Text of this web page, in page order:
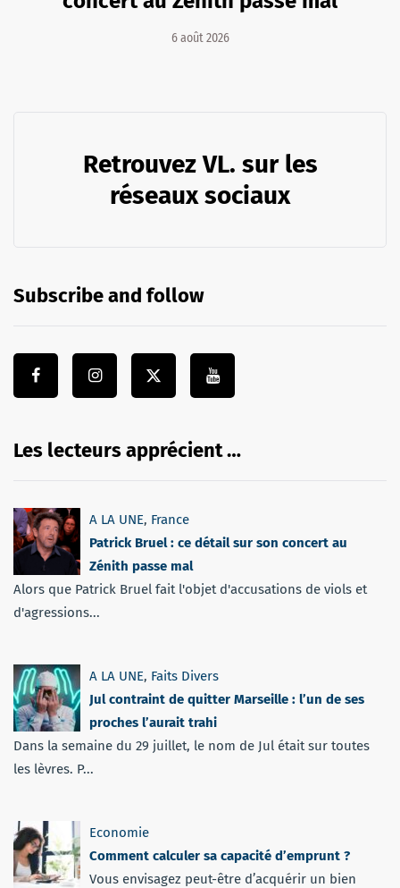
6 août 2026
Retrouvez VL. sur les
réseaux sociaux
Subscribe and follow
Les lecteurs apprécient …
A LA UNE, France
Patrick Bruel : ce détail sur son concert au
Zénith passe mal
Alors que Patrick Bruel fait l'objet d'accusations de viols et
d'agressions...
A LA UNE, Faits Divers
Jul contraint de quitter Marseille : l’un de ses
proches l’aurait trahi
Dans la semaine du 29 juillet, le nom de Jul était sur toutes
les lèvres. P...
Economie
Comment calculer sa capacité d’emprunt ?
Vous envisagez peut-être d’acquérir un bien